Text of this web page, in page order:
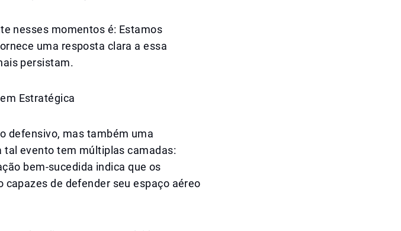
nesses momentos é: Estamos
uma resposta clara a essa
persistam.
Estratégica
defensivo, mas também uma
evento tem múltiplas camadas:
bem-sucedida indica que os
capazes de defender seu espaço aéreo